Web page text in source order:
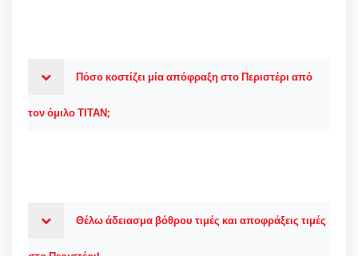
Πόσο κοστίζει μία απόφραξη στο Περιστέρι από
τον όμιλο ΤΙΤΑΝ;
Θέλω άδειασμα βόθρου τιμές και αποφράξεις τιμές